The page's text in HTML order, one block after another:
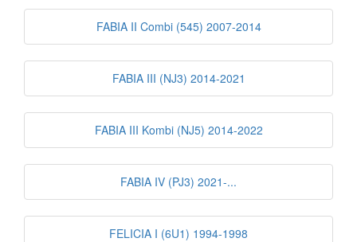
FABIA II Combi (545) 2007-2014
FABIA III (NJ3) 2014-2021
FABIA III Kombi (NJ5) 2014-2022
FABIA IV (PJ3) 2021-...
FELICIA I (6U1) 1994-1998